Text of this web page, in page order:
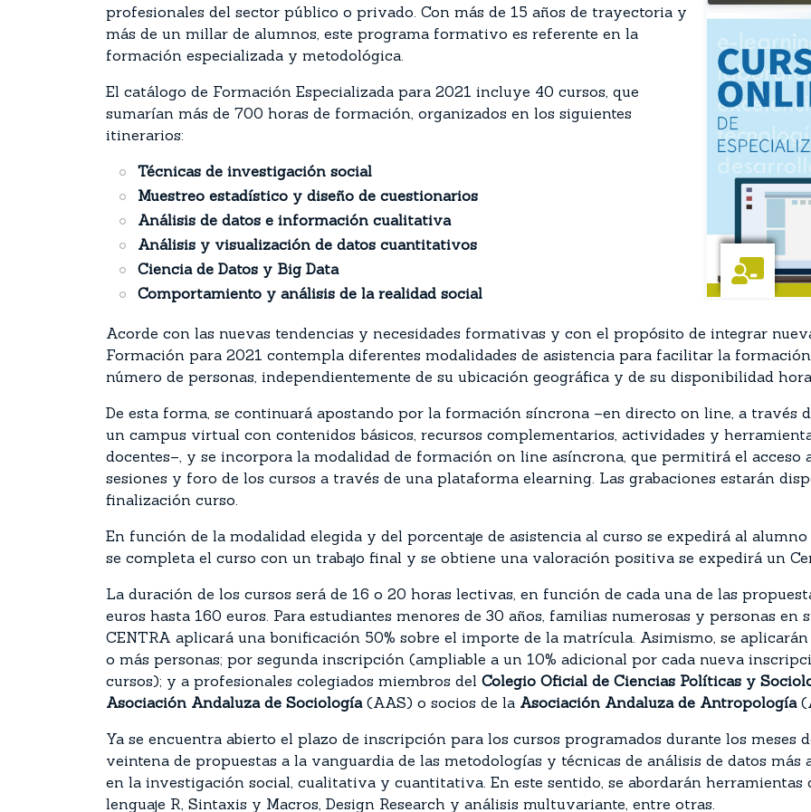
profesionales del sector público o privado. Con más de 15 años de trayectoria y
más de un millar de alumnos, este programa formativo es referente en la
formación especializada y metodológica.
El catálogo de Formación Especializada para 2021 incluye 40 cursos, que
sumarían más de 700 horas de formación, organizados en los siguientes
itinerarios:
Técnicas de investigación social
Muestreo estadístico y diseño de cuestionarios
Análisis de datos e información cualitativa
Análisis y visualización de datos cuantitativos
Ciencia de Datos y Big Data
Comportamiento y análisis de la realidad social
Acorde con las nuevas tendencias y necesidades formativas y con el propósito de integrar
Formación para 2021 contempla diferentes modalidades de asistencia para facilitar la
número de personas, independientemente de su ubicación geográfica y de su disponibilidad
De esta forma, se continuará apostando por la formación síncrona –en directo on line, a través
un campus virtual con contenidos básicos, recursos complementarios, actividades y
docentes–, y se incorpora la modalidad de formación on line asíncrona, que permitirá el acceso
sesiones y foro de los cursos a través de una plataforma elearning. Las grabaciones estarán
finalización curso.
En función de la modalidad elegida y del porcentaje de asistencia al curso se expedirá al
se completa el curso con un trabajo final y se obtiene una valoración positiva se expedirá un
La duración de los cursos será de 16 o 20 horas lectivas, en función de cada una de las
euros hasta 160 euros. Para estudiantes menores de 30 años, familias numerosas y personas en
CENTRA aplicará una bonificación 50% sobre el importe de la matrícula. Asimismo, se
o más personas; por segunda inscripción (ampliable a un 10% adicional por cada nueva
cursos); y a profesionales colegiados miembros del Colegio Oficial de Ciencias Políticas y
Asociación Andaluza de Sociología(AAS) o socios de la Asociación Andaluza de Antropología
Ya se encuentra abierto el plazo de inscripción para los cursos programados durante los meses
veintena de propuestas a la vanguardia de las metodologías y técnicas de análisis de datos más
en la investigación social, cualitativa y cuantitativa. En este sentido, se abordarán herramientas
lenguaje R, Sintaxis y Macros, Design Research y análisis multuvariante, entre otras.